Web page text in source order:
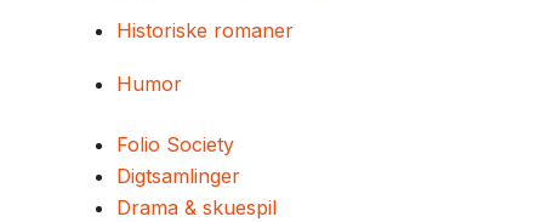
Historiske romaner
Humor
Folio Society
Digtsamlinger
Drama & skuespil